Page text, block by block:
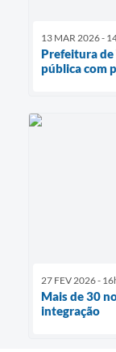
13 MAR 2026 -
Prefeitura
pública com
27 FEV 2026 -
Mais de 30
integração